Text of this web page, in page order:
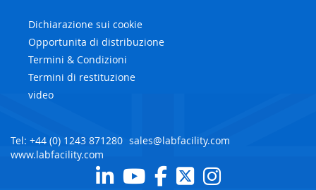
Dichiarazione sui cookie
Opportunita di distribuzione
Termini & Condizioni
Termini di restituzione
video
Tel: +44 (0) 1243 871280 sales@labfacility.com
www.labfacility.com